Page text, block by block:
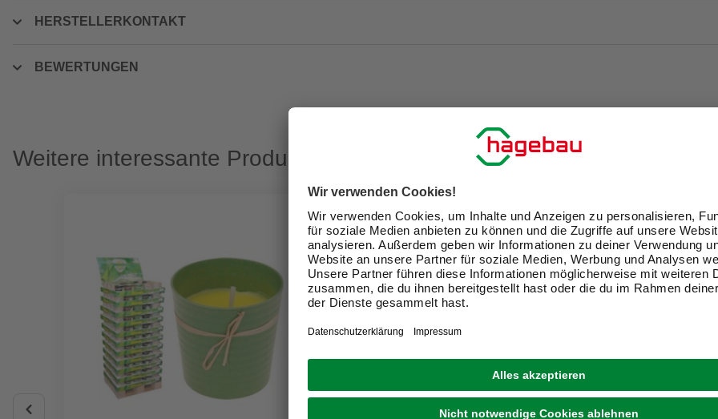
HERSTELLERKONTAKT
BEWERTUNGEN
Weitere interessante Produkte